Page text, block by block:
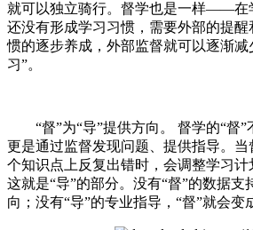
就可以独立骑行。督学也是一样——在
还没有形成学习习惯，需要外部的提
惯的逐步养成，外部监督就可以逐渐减
习”。
“督”为“导”提供方向。 督学的“督”
更是通过监督发现问题、提供指导。
个知识点上反复出错时，会调整学习
这就是“导”的部分。没有“督”的数据支
向；没有“导”的专业指导，“督”就会变